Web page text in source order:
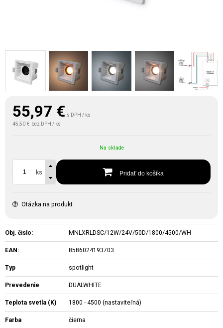
55,97 € s DPH / ks
45,50 € bez DPH / ks
Na sklade
ks Pridať do košíka
Otázka na produkt
Obj. čislo: MNLXRLDSC/12W/24V/50D/1800/4500/WH
EAN: 8586024193703
Typ spotlight
Prevedenie DUALWHITE
Teplota svetla (K) 1800 - 4500 (nastaviteľná)
Farba čierna